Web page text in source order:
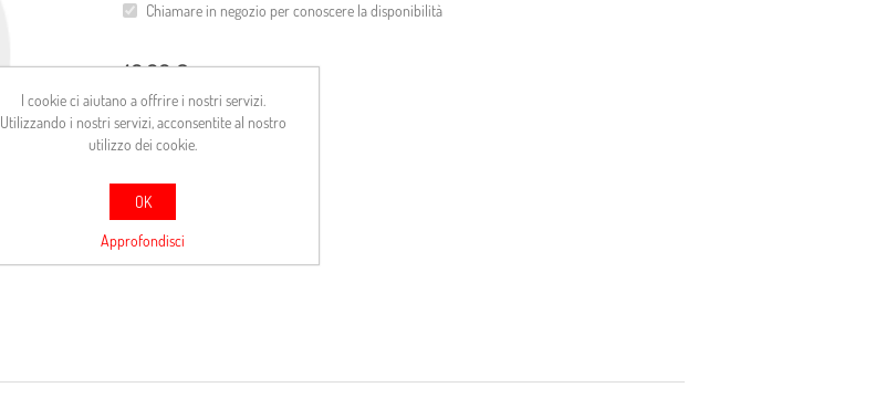
Chiamare in negozio per conoscere la disponibilità
40,00 €
ACQUISTA
I cookie ci aiutano a offrire i nostri servizi.
Utilizzando i nostri servizi, acconsentite al nostro
utilizzo dei cookie.
OK
Approfondisci